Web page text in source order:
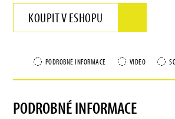
KOUPIT V ESHOPU
PODROBNÉ INFORMACE VIDEO
PODROBNÉ INFORMACE